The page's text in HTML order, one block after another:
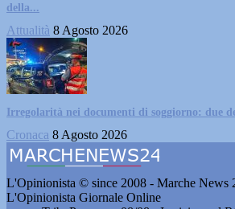
della...
Attualità 8 Agosto 2026
Irregolarità nei documenti di soggiorno: due
Cronaca 8 Agosto 2026
L'Opinionista © since 2008 - Marche News
L'Opinionista Giornale Online